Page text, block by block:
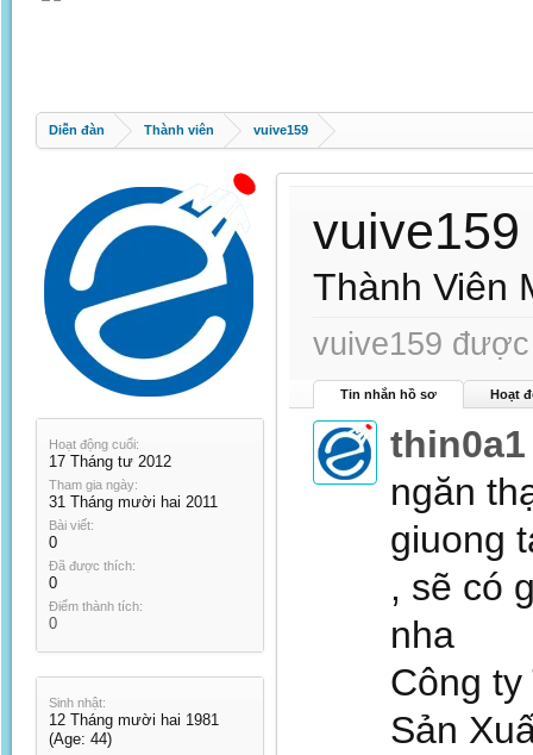
Diễn đàn Thành viên vuive159
Hoạt động cuối:
17 Tháng tư 2012
Tham gia ngày:
31 Tháng mười hai 2011
Bài viết:
0
Đã được thích:
0
Điểm thành tích:
0
Sinh nhật:
12 Tháng mười hai 1981
(Age: 44)
vuive159
Thành Viên
vuive159
Tin nhắn hồ sơ Hoạt
thin0a1
ngăn
giuong
, sẽ có
nha
Công
Sản